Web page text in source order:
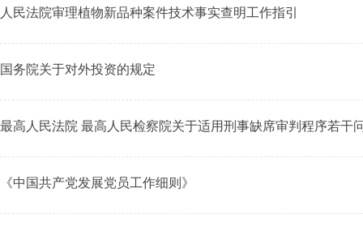
人民法院审理植物新品种案件技术事实查明工作指引
国务院关于对外投资的规定
最高人民法院 最高人民检察院关于适用刑事缺席审判程序若干
《中国共产党发展党员工作细则》